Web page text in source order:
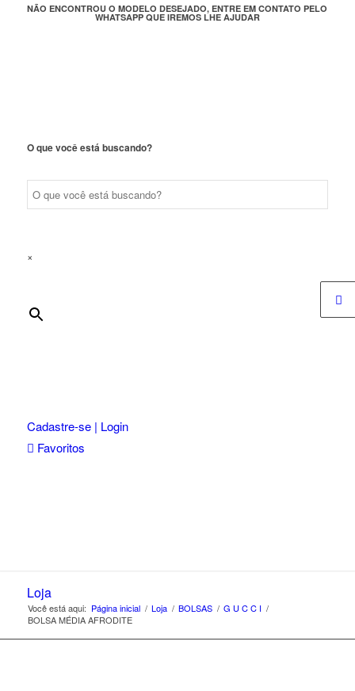
NÃO ENCONTROU O MODELO DESEJADO, ENTRE EM CONTATO PELO
WHATSAPP QUE IREMOS LHE AJUDAR
O que você está buscando?
×
Cadastre-se | Login
Favoritos
Loja
Você está aqui: Página inicial / Loja / BOLSAS / G U C C I /
BOLSA MÉDIA AFRODITE